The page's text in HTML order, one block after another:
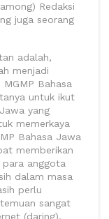
Redaksi
juga seorang
adalah,
menjadi
Bahasa
untuk ikut
yang
memerkaya
Bahasa Jawa
memberikan
para anggota
dalam masa
perlu
sangat
(daring).